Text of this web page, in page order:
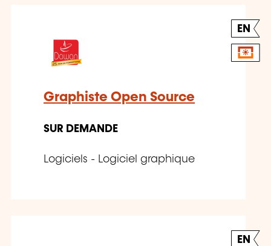
EN
Graphiste Open Source
SUR DEMANDE
Logiciels - Logiciel graphique
EN